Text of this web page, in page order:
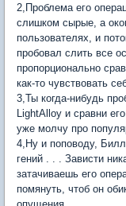
2,Проблема его
слишком сырые, а
пользователях, и
пробовал слить все
пропорционально
как-то чувствовать
3,Ты когда-нибудь
LightAlloy и сравни
уже молчу про
4,Ну и поповоду,
гений . . . Зависти
затачиваешь его
помянуть, чтоб он